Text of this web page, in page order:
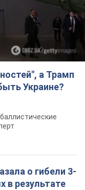
а Трамп
Украине?
о гибели 3-
в результате